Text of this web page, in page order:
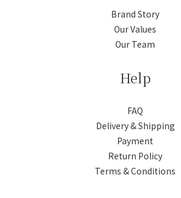
Brand Story
Our Values
Our Team
Help
FAQ
Delivery & Shipping
Payment
Return Policy
Terms & Conditions